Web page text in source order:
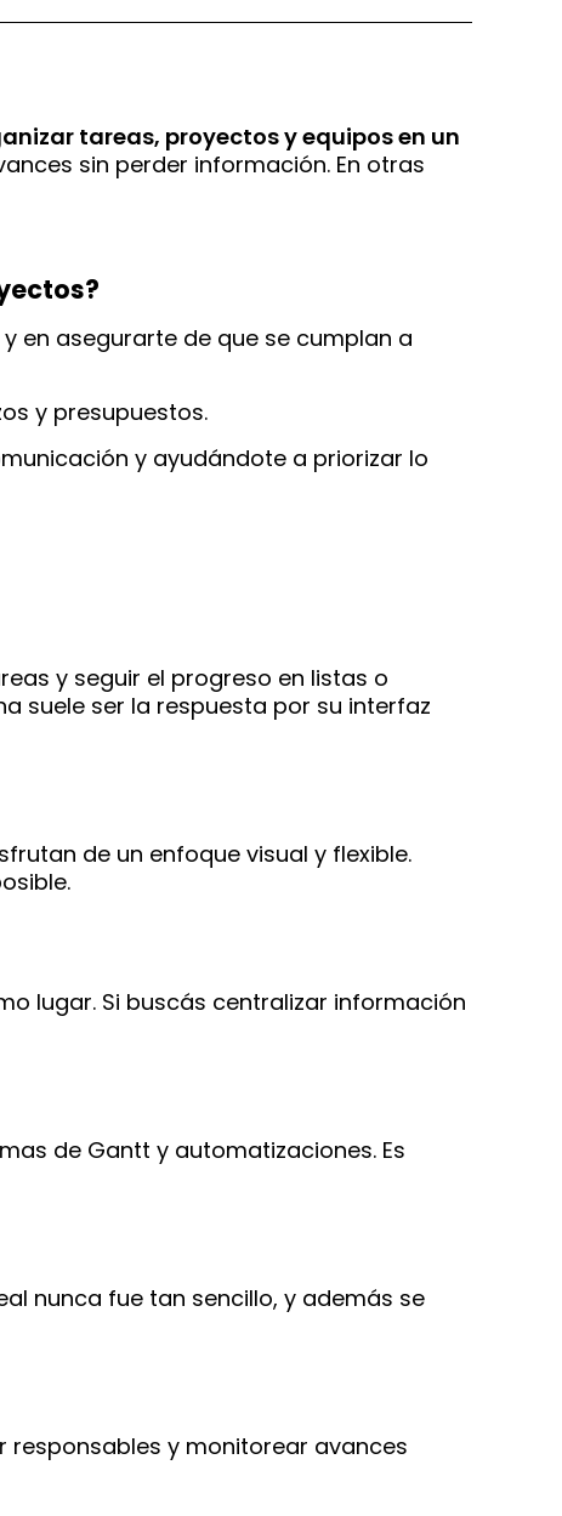
tareas, proyectos y equipos en un
sin perder información. En otras
en asegurarte de que se cumplan a
y presupuestos.
y ayudándote a priorizar lo
y seguir el progreso en listas o
suele ser la respuesta por su interfaz
de un enfoque visual y flexible.
lugar. Si buscás centralizar información
de Gantt y automatizaciones. Es
nunca fue tan sencillo, y además se
responsables y monitorear avances